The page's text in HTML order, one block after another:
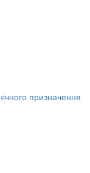
призначення